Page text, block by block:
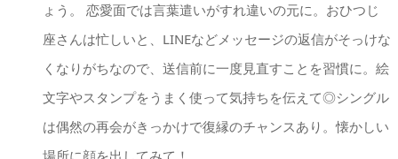
ょう。 恋愛面では言葉遣いがすれ違いの元に。おひつじ
座さんは忙しいと、LINEなどメッセージの返信がそっけな
くなりがちなので、送信前に一度見直すことを習慣に。絵
文字やスタンプをうまく使って気持ちを伝えて◎シングル
は偶然の再会がきっかけで復縁のチャンスあり。懐かしい